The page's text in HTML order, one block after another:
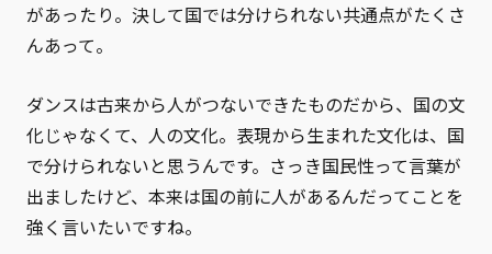
があったり。決して国では分けられない共通点がたくさ
んあって。
ダンスは古来から人がつないできたものだから、国の文
化じゃなくて、人の文化。表現から生まれた文化は、国
で分けられないと思うんです。さっき国民性って言葉が
出ましたけど、本来は国の前に人があるんだってことを
強く言いたいですね。